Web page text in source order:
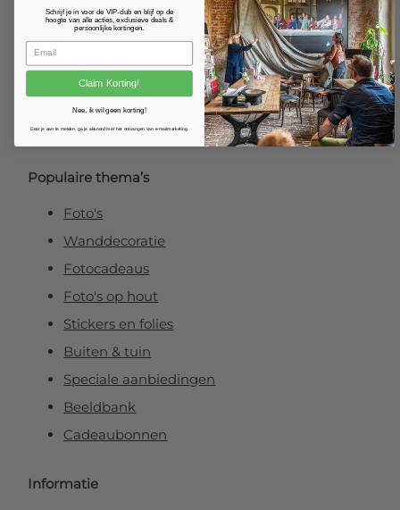
Fotoposter
Foto verlijmd op dibond
Foto op plexibond
Fineart prints
Foto op forex
Populaire thema’s
Foto's
Wanddecoratie
Fotocadeaus
Foto's op hout
Stickers en folies
Buiten & tuin
Speciale aanbiedingen
Beeldbank
Cadeaubonnen
Informatie
Schrijf je in voor de VIP-club en blijf op de
hoogte van alle acties, exclusieve deals &
persoonlijke kortingen.
Claim Korting!
Nee, ik wil geen korting!
Door je aan te melden, ga je akkoord met het ontvangen van e-mailmarketing.